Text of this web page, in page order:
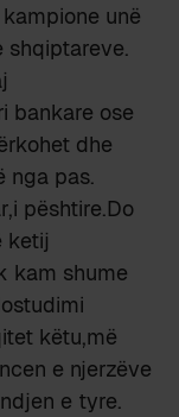
unë
shqiptareve.
bankare ose
dhe
nga pas.
pështire.Do
ketij
kam shume
këtu,më
e njerzëve
e tyre.